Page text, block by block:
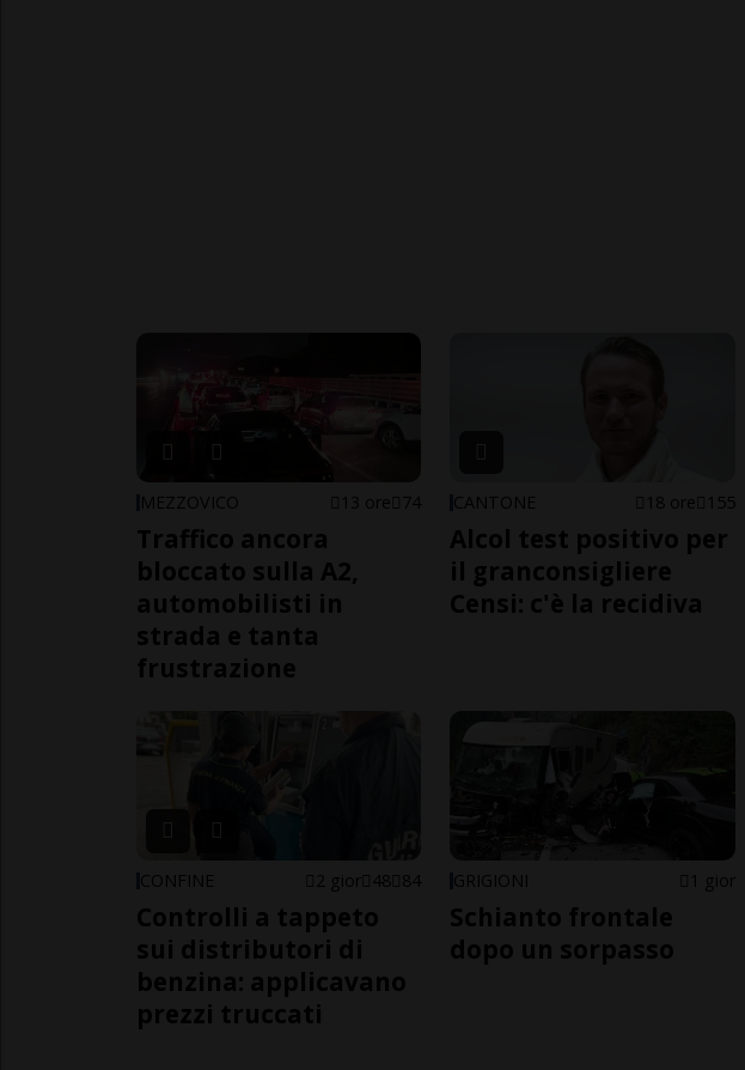
MEZZOVICO 13 ore 74
Traffico ancora
bloccato sulla A2,
automobilisti in
strada e tanta
frustrazione
CANTONE 18 ore 155
Alcol test positivo per
il granconsigliere
Censi: c'è la recidiva
CONFINE 2 gior 48 84
Controlli a tappeto
sui distributori di
benzina: applicavano
prezzi truccati
GRIGIONI 1 gior
Schianto frontale
dopo un sorpasso